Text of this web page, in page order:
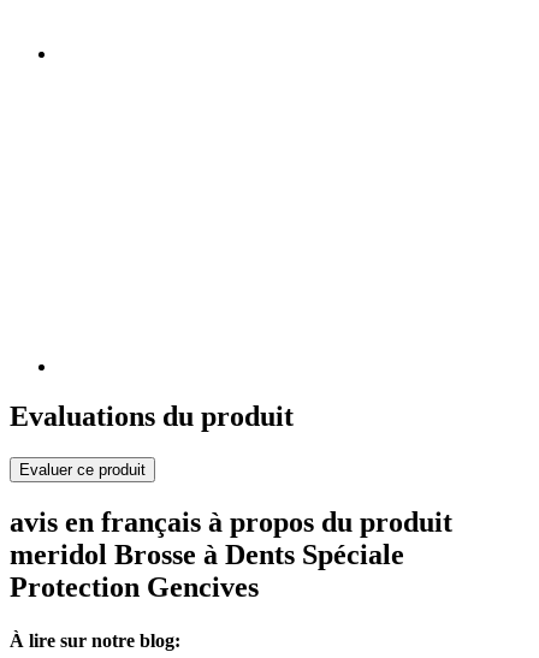
Evaluations du produit
Evaluer ce produit
avis en français à propos du produit
meridol Brosse à Dents Spéciale
Protection Gencives
À lire sur notre blog: